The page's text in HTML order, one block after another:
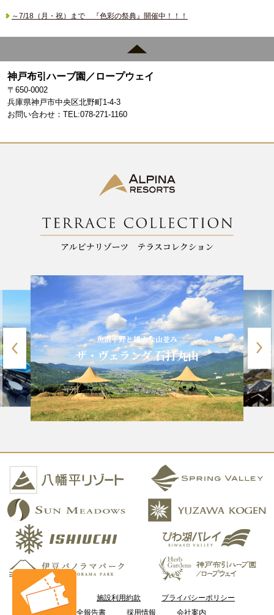
e
b
gr
a
～7/18（月・祝）まで 『色彩の祭典』開催中！！！
神戸布引ハーブ園／ロープウェイ
〒650-0002
兵庫県神戸市中央区北野町1-4-3
お問い合わせ：TEL:078-271-1160
魚沼平野と雄大な山並み
ザ・ヴェランダ 石打丸山
ご利用案内 施設利用約款
プライバシーポリシー
安全報告書
採用情報 会社案内